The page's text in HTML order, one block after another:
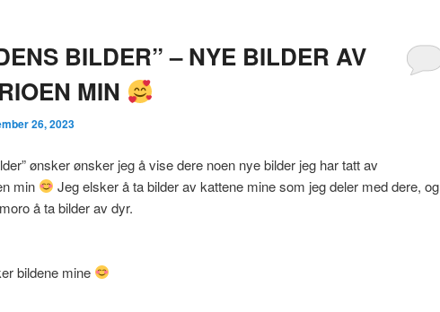
BILDER” – NYE BILDER AV
MIN
26, 2023
ønsker ønsker jeg å vise dere noen nye bilder jeg har tatt av
min
Jeg elsker å ta bilder av kattene mine som jeg deler med dere, og
å ta bilder av dyr.
bildene mine